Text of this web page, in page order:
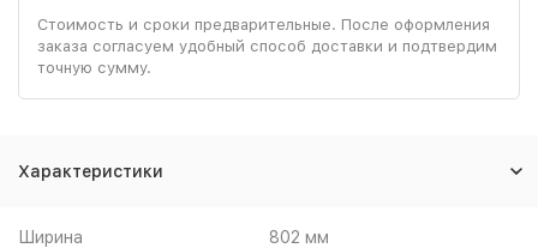
Стоимость и сроки предварительные. После оформления
заказа согласуем удобный способ доставки и подтвердим
точную сумму.
Характеристики
Ширина 802 мм